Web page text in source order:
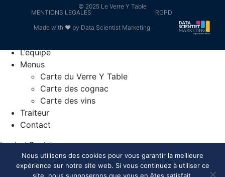
© 2025 Le Verre Y Table
MENTIONS LEGALES
RGPD
Made with ❤ by Data Scientist Marketing
L’équipe
Menus
Carte du Verre Y Table
Carte des cognac
Carte des vins
Traiteur
Contact
Login / Register
Your Cart
Nous utilisons des cookies pour vous garantir la meilleure
expérience sur notre site web. Si vous continuez à utiliser ce